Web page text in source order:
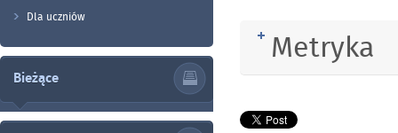
Dla uczniów
Bieżące
RozwińMetryka